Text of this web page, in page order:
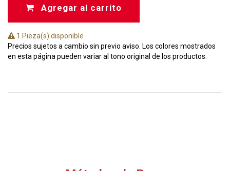
Agregar al carrito
1 Pieza(s) disponible
Precios sujetos a cambio sin previo aviso. Los colores mostrados
en esta página pueden variar al tono original de los productos.